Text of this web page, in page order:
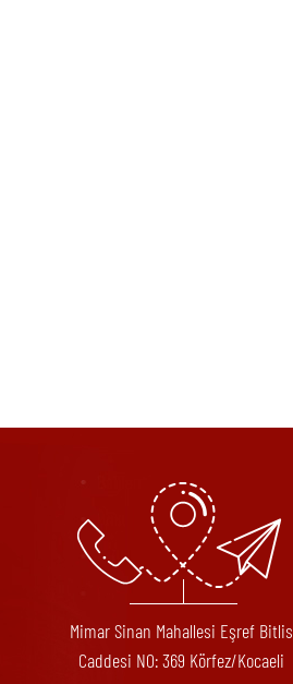
Mimar Sinan Mahallesi Eşref Bitlis
Caddesi N0: 369 Körfez/Kocaeli